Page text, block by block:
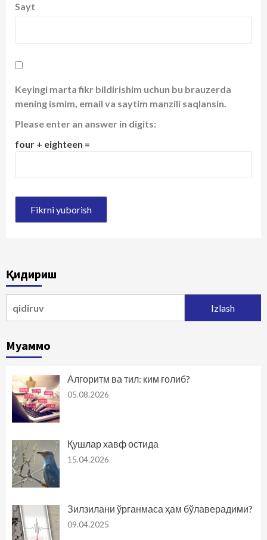
Sayt
Keyingi marta fikr bildirishim uchun bu brauzerda
mening ismim, email va saytim manzili saqlansin.
Please enter an answer in digits:
four + eighteen =
Қидириш
Муаммо
Алгоритм ва тил: ким ғолиб?
05.08.2026
Қушлар хавф остида
15.04.2026
Зилзилани ўрганмаса ҳам бўлаверадими?
09.04.2025